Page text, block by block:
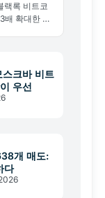
랙록 비트코
배 확대한 사
크바 비트
우선
개 매도:
다